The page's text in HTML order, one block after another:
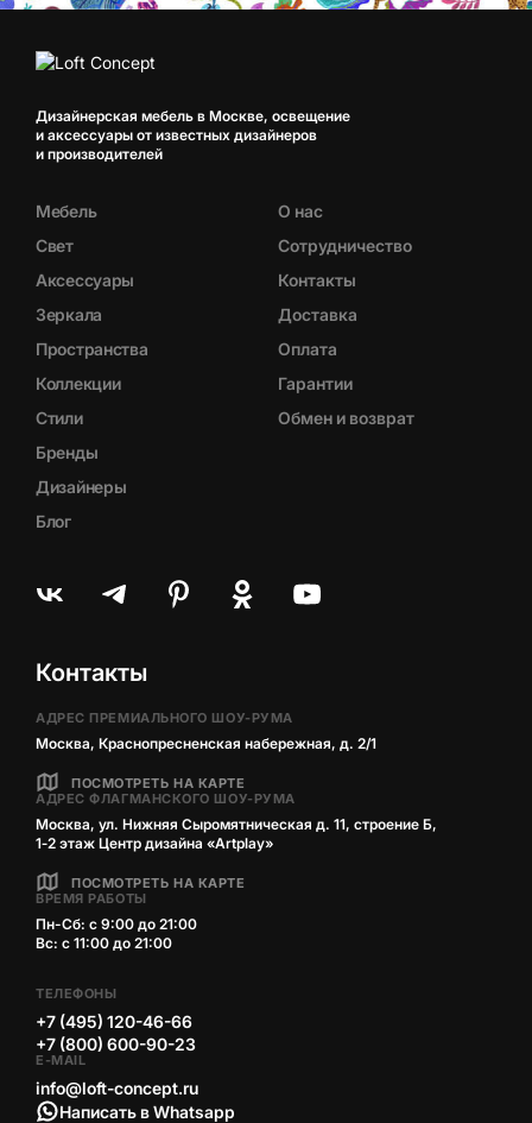
Дизайнерская мебель в Москве, освещение
и аксессуары от известных дизайнеров
и производителей
Мебель
Свет
Аксессуары
Зеркала
Пространства
Коллекции
Стили
Бренды
Дизайнеры
Блог
О нас
Сотрудничество
Контакты
Доставка
Оплата
Гарантии
Обмен и возврат
Контакты
АДРЕС ПРЕМИАЛЬНОГО ШОУ-РУМА
Москва, Краснопресненская набережная, д. 2/1
ПОСМОТРЕТЬ НА КАРТЕ
АДРЕС ФЛАГМАНСКОГО ШОУ-РУМА
Москва, ул. Нижняя Сыромятническая д. 11, строение Б,
1‑2 этаж Центр дизайна «Artplay»
ПОСМОТРЕТЬ НА КАРТЕ
ВРЕМЯ РАБОТЫ
Пн-Сб: с 9:00 до 21:00
Вс: с 11:00 до 21:00
ТЕЛЕФОНЫ
+7 (495) 120-46-66
+7 (800) 600-90-23
E-MAIL
info@loft-concept.ru
Написать в Whatsapp